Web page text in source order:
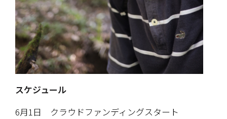
スケジュール
6月1日　クラウドファンディングスタート